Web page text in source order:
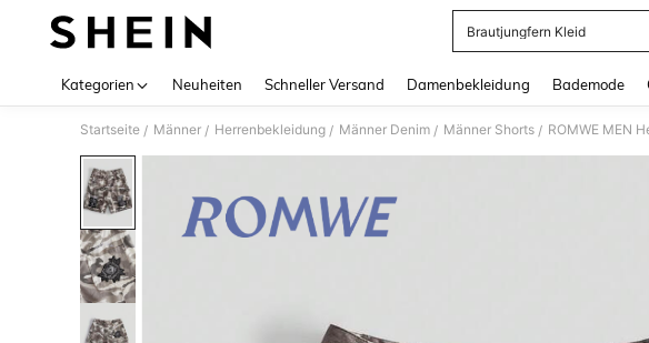
Brautjungfern Kleid
Kategorien Neuheiten Schneller Versand Damenbekleidung Bademode
Startseite / Männer / Herrenbekleidung / Männer Denim / Männer Shorts / ROMWE MEN